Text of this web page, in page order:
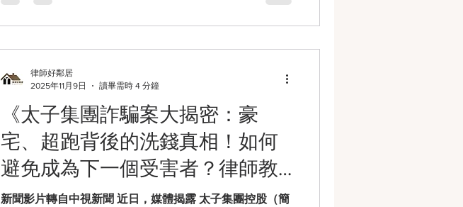
越一般友誼的關係」 ，並被傳為重要關係人。警方目前已
的法律責任疑點 雖然目前尚無證據指向黃明志涉及犯罪，
及「過失致死」或「遺棄罪」 若同居、陪伴期間有人出現
明顯不適，卻未及時救助或通報，可能觸犯《刑法》第294
條、第295條—— 遺棄或業務過失致死罪 。若檢方認為黃明
志在場卻未盡救助義務，理論上仍可能被追究責任。 2️⃣ 是
否有妨害偵查或湮滅證據的行為 若有人在案發後刪除監視
畫面、通訊紀錄或偽造說法，則可能涉及《刑
《太子集團詐騙案大揭密：豪
宅、超跑背後的洗錢真相！如何
避免成為下一個受害者？律師教
你 5 招自保》
新聞影片轉自中視新聞 近日，媒體揭露 太子集團控股（簡
律師好鄰居
2025年11月9日
讀畢需時 4 分鐘